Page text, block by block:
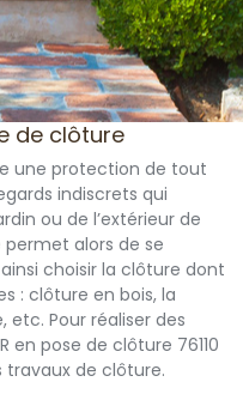
de clôture
une protection de tout
indiscrets qui
ou de l’extérieur de
alors de se
choisir la clôture dont
: clôture en bois, la
etc. Pour réaliser des
en pose de clôture 76110
travaux de clôture.